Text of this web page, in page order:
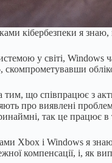
кібербезпеки я
у світі, Windows
скомпрометувавши
що співпрацює з
про виявлені
так це працює в
Xbox і Windows я
компенсації, і, як